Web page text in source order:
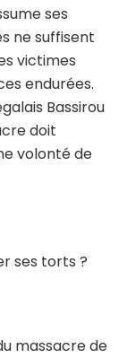
ses
ne suffisent
victimes
endurées.
Bassirou
doit
volonté de
ses torts ?
massacre de